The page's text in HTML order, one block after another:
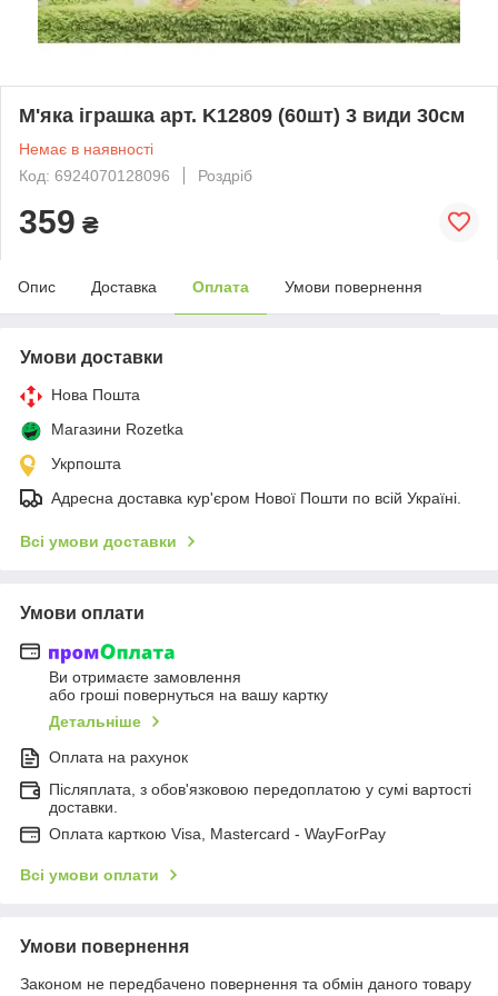
М'яка іграшка арт. K12809 (60шт) 3 види 30см
Немає в наявності
Код: 6924070128096
Роздріб
359 ₴
Опис Доставка Оплата Умови повернення
Умови доставки
Нова Пошта
Магазини Rozetka
Укрпошта
Адресна доставка кур'єром Нової Пошти по всій Україні.
Всі умови доставки
Умови оплати
Ви отримаєте замовлення
або гроші повернуться на вашу картку
Детальніше
Оплата на рахунок
Післяплата, з обов'язковою передоплатою у сумі вартості
доставки.
Оплата карткою Visa, Mastercard - WayForPay
Всі умови оплати
Умови повернення
Законом не передбачено повернення та обмін даного товару